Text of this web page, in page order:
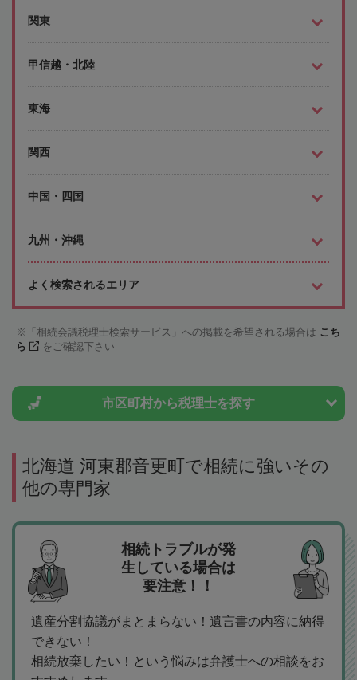
関東
甲信越・北陸
東海
関西
中国・四国
九州・沖縄
よく検索されるエリア
「相続会議税理士検索サービス」への掲載を希望される場合は こち
ら
をご確認下さい
市区町村から税理士を探す
北海道 河東郡音更町で相続に強いその
他の専門家
相続トラブルが発
生している場合は
要注意！！
遺産分割協議がまとまらない！遺言書の内容に納得
できない！
相続放棄したい！という悩みは弁護士への相談をお